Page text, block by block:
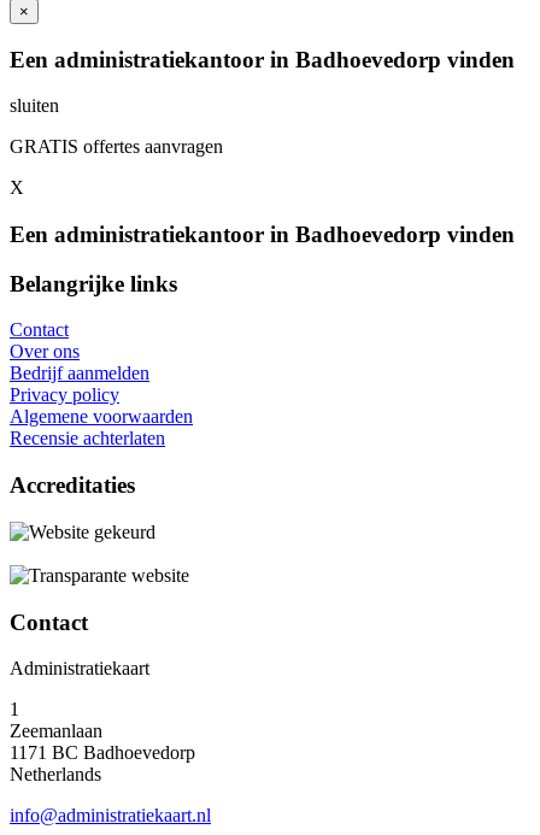
×
Een administratiekantoor in Badhoevedorp vinden
sluiten
GRATIS offertes aanvragen
X
Een administratiekantoor in Badhoevedorp vinden
Belangrijke links
Contact
Over ons
Bedrijf aanmelden
Privacy policy
Algemene voorwaarden
Recensie achterlaten
Accreditaties
Contact
Administratiekaart
1
Zeemanlaan
1171 BC Badhoevedorp
Netherlands
info@administratiekaart.nl